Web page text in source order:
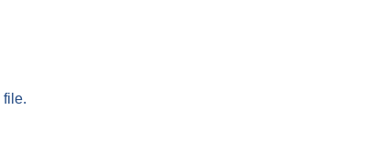
file.